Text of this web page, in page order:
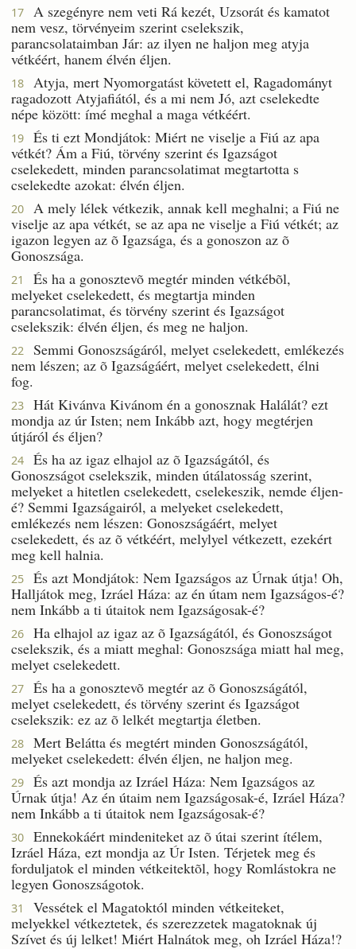
17
A szegényre nem veti Rá kezét, Uzsorát és kamatot
nem vesz, törvényeim szerint cselekszik,
parancsolataimban Jár: az ilyen ne haljon meg atyja
vétkéért, hanem élvén éljen.
18
Atyja, mert Nyomorgatást követett el, Ragadományt
ragadozott Atyjafiától, és a mi nem Jó, azt cselekedte
népe között: ímé meghal a maga vétkéért.
19
És ti ezt Mondjátok: Miért ne viselje a Fiú az apa
vétkét? Ám a Fiú, törvény szerint és Igazságot
cselekedett, minden parancsolatimat megtartotta s
cselekedte azokat: élvén éljen.
20
A mely lélek vétkezik, annak kell meghalni; a Fiú ne
viselje az apa vétkét, se az apa ne viselje a Fiú vétkét; az
igazon legyen az õ Igazsága, és a gonoszon az õ
Gonoszsága.
21
És ha a gonosztevõ megtér minden vétkébõl,
melyeket cselekedett, és megtartja minden
parancsolatimat, és törvény szerint és Igazságot
cselekszik: élvén éljen, és meg ne haljon.
22
Semmi Gonoszságáról, melyet cselekedett, emlékezés
nem lészen; az õ Igazságáért, melyet cselekedett, élni
fog.
23
Hát Kivánva Kivánom én a gonosznak Halálát? ezt
mondja az úr Isten; nem Inkább azt, hogy megtérjen
útjáról és éljen?
24
És ha az igaz elhajol az õ Igazságától, és
Gonoszságot cselekszik, minden útálatosság szerint,
melyeket a hitetlen cselekedett, cselekeszik, nemde éljen-
é? Semmi Igazságairól, a melyeket cselekedett,
emlékezés nem lészen: Gonoszságáért, melyet
cselekedett, és az õ vétkéért, melylyel vétkezett, ezekért
meg kell halnia.
25
És azt Mondjátok: Nem Igazságos az Úrnak útja! Oh,
Halljátok meg, Izráel Háza: az én útam nem Igazságos-é?
nem Inkább a ti útaitok nem Igazságosak-é?
26
Ha elhajol az igaz az õ Igazságától, és Gonoszságot
cselekszik, és a miatt meghal: Gonoszsága miatt hal meg,
melyet cselekedett.
27
És ha a gonosztevõ megtér az õ Gonoszságától,
melyet cselekedett, és törvény szerint és Igazságot
cselekszik: ez az õ lelkét megtartja életben.
28
Mert Belátta és megtért minden Gonoszságától,
melyeket cselekedett: élvén éljen, ne haljon meg.
29
És azt mondja az Izráel Háza: Nem Igazságos az
Úrnak útja! Az én útaim nem Igazságosak-é, Izráel Háza?
nem Inkább a ti útaitok nem Igazságosak-é?
30
Ennekokáért mindeniteket az õ útai szerint ítélem,
Izráel Háza, ezt mondja az Úr Isten. Térjetek meg és
forduljatok el minden vétkeitektõl, hogy Romlástokra ne
legyen Gonoszságotok.
31
Vessétek el Magatoktól minden vétkeiteket,
melyekkel vétkeztetek, és szerezzetek magatoknak új
Szívet és új lelket! Miért Halnátok meg, oh Izráel Háza!?